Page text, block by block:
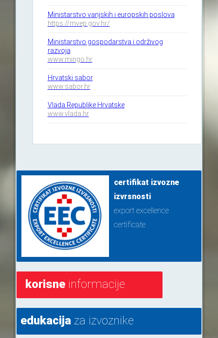
Ministarstvo vanjskih i europskih poslova
https://mvep.gov.hr/
Ministarstvo gospodarstva i održivog
razvoja
www.mingo.hr
Hrvatski sabor
www.sabor.hr
Vlada Republike Hrvatske
www.vlada.hr
certifikat izvozne
izvrsnosti
export excellence
certificate
korisneinformacije
edukacijaza izvoznike